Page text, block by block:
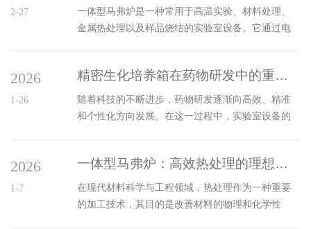
照环境，还能够提供可控的温湿度条件，广泛应用
于光伏组件、涂料、塑料、橡胶及电子器件的性能
内壁进行高反射率处理，以保证光线均匀分布。箱
一体型马弗炉是一种常用于高温实验、材料处理、
金属热处理以及样品烧结的实验室设备。它通过电
来，随着环境保护和能源利用效率的要求不断提
高，其节能设计与环保性能逐渐成为研究的热点。
本文将详细探讨一体型马弗炉在节能与环保方面的
传统马弗炉通常采用较为厚重的隔热层，这虽然能
2-27
精密生化培养箱在药物研发中的重要性
随着科技的不断进步，药物研发逐渐向高效、精准
和个性化方向发展。在这一过程中，实验室设备的
物研究以及药物筛选等多个领域。其在药物研发中
的重要性不仅体现在提供可靠的实验环境，更在于
促进科研成果的转化与应用。一、基本功能精密生
2026
1-26
一体型马弗炉：高效热处理的理想选择
在现代材料科学与工程领域，热处理作为一种重要
的加工技术，其目的是改善材料的物理和化学性
2026
1-7